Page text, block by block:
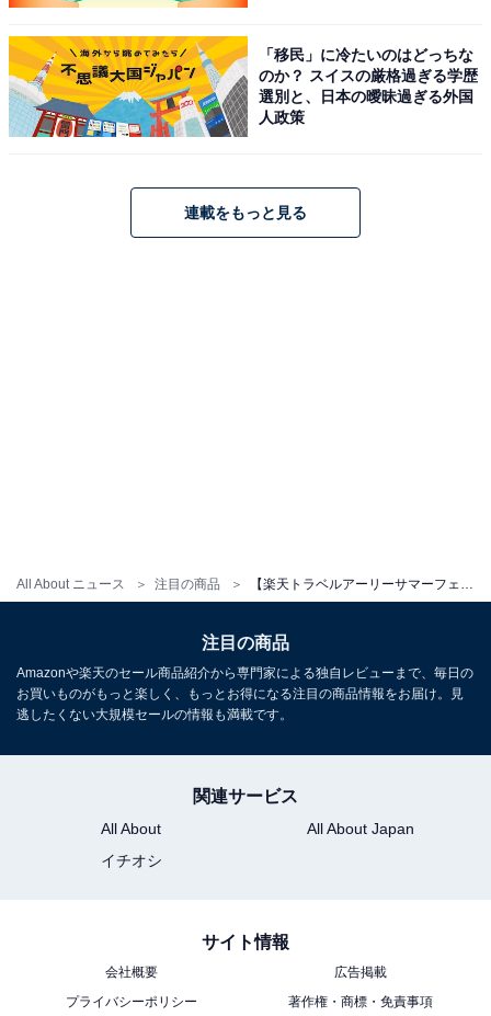
All About ニュース 注目の商品
「移民」に冷たいのはどっちな
のか？ スイスの厳格過ぎる学歴
選別と、日本の曖昧過ぎる外国
人政策
連載をもっと見る
注目の商品
Amazonや楽天のセール商品紹介から専門家による独自レビューまで、毎日の
お買いものがもっと楽しく、もっとお得になる注目の商品情報をお届け。見
逃したくない大規模セールの情報も満載です。
関連サービス
All About
All About Japan
イチオシ
サイト情報
会社概要
広告掲載
プライバシーポリシー
著作権・商標・免責事項